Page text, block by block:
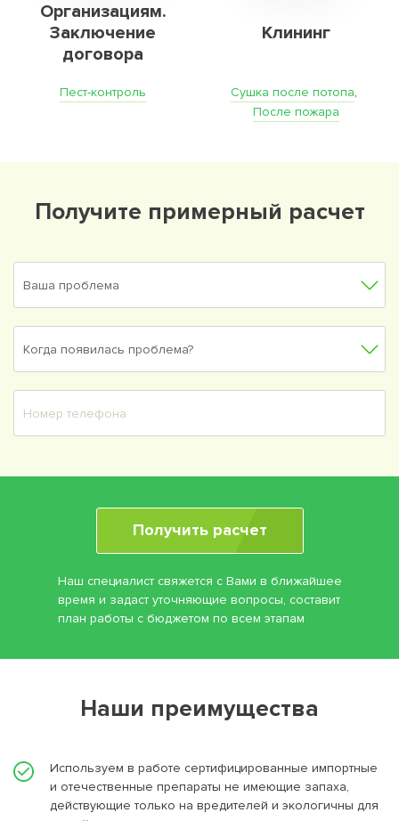
Организациям.
Заключение
договора
Пест-контроль
Клининг
Сушка после потопа,
После пожара
Получите примерный расчет
Получить расчет
Наш специалист свяжется с Вами в ближайшее
время и задаст уточняющие вопросы, составит
план работы с бюджетом по всем этапам
Наши преимущества
Используем в работе сертифицированные импортные
и отечественные препараты не имеющие запаха,
действующие только на вредителей и экологичны для